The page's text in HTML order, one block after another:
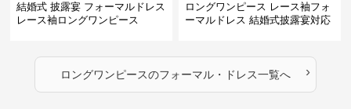
結婚式 披露宴 フォーマルドレス
レース袖ロングワンピース
ロングワンピース レース袖フォ
ーマルドレス 結婚式披露宴対応
ロングワンピースのフォーマル・ドレス一覧へ ›